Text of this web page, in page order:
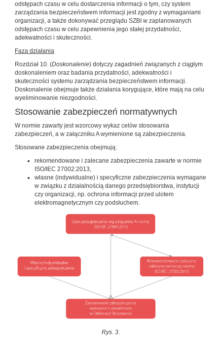
odstępach czasu w celu dostarczenia informacji o tym, czy system
zarządzania bezpieczeństwem informacji jest zgodny z wymaganiami
organizacji, a także dokonywać przeglądu SZBI w zaplanowanych
odstępach czasu w celu zapewnienia jego stałej przydatności,
adekwatności i skuteczności.
Faza działania
Rozdział 10. (Doskonalenie) dotyczy zagadnień związanych z ciągłym
doskonaleniem oraz badania przydatności, adekwatności i
skuteczności systemu zarządzania bezpieczeństwem informacji.
Doskonalenie obejmuje także działania korygujące, które mają na celu
wyeliminowanie niezgodności.
Stosowanie zabezpieczeń normatywnych
W normie zawarty jest wzorcowy wykaz celów stosowania
zabezpieczeń, a w załączniku A wymienione są zabezpieczenia.
Stosowane zabezpieczenia obejmują:
rekomendowane i zalecane zabezpieczenia zawarte w normie
ISO/IEC 27002:2013,
własne (indywidualne) i specyficzne zabezpieczenia wymagane
w związku z działalnością danego przedsiębiorstwa, instytucji
czy organizacji, np. ochrona informacji przed ulotem
elektromagnetycznym czy podsłuchem.
Rys. 3.